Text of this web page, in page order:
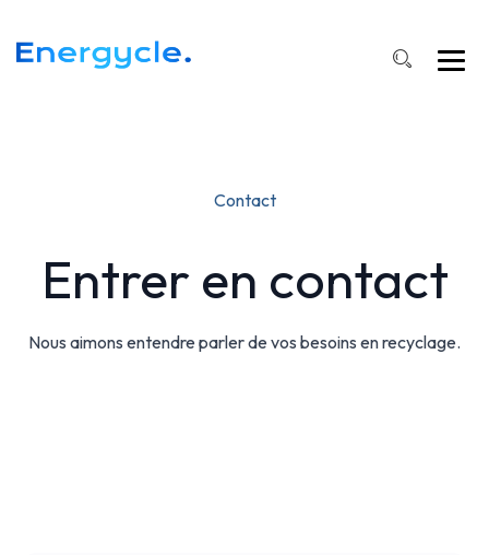
Contact
Entrer en contact
Nous aimons entendre parler de vos besoins en recyclage.